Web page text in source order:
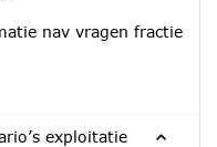
nav vragen fractie
exploitatie